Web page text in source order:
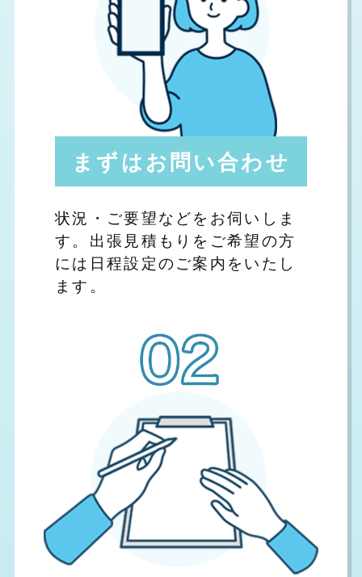
まずはお問い合わせ
状況・ご要望などをお伺いしま
す。出張見積もりをご希望の方
には日程設定のご案内をいたし
ます。